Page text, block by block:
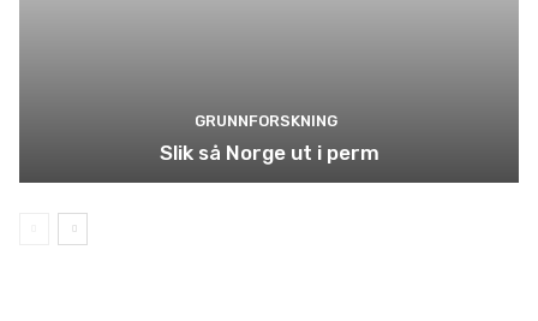
GRUNNFORSKNING
Slik så Norge ut i perm